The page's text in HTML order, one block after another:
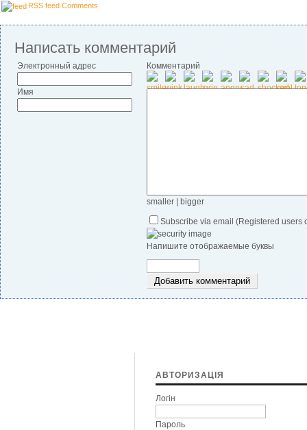
RSS feed Comments
Написать комментарий
Электронный адрес
Имя
Комментарий
smaller bigger
Subscribe via email (Registered users
Напишите отображаемые буквы
Добавить комментарий
АВТОРИЗАЦІЯ
Логін
Пароль